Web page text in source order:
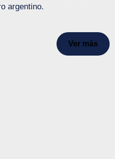
argentino.
Ver más